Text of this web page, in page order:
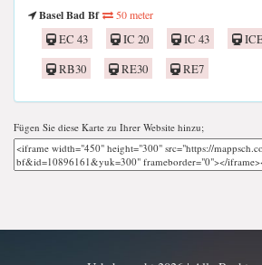
Basel Bad Bf
50 meter
EC 43 IC 20 IC 43
RB30
RE30 RE7
Fügen Sie diese Karte zu Ihrer Website hinzu;